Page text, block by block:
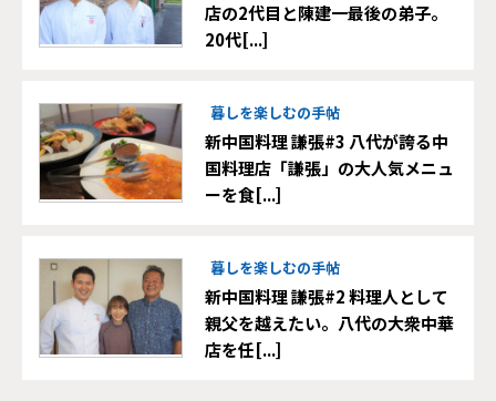
店の2代目と陳建一最後の弟子。
20代[...]
暮しを楽しむの手帖
新中国料理 謙張#3 八代が誇る中
国料理店「謙張」の大人気メニュ
ーを食[...]
暮しを楽しむの手帖
新中国料理 謙張#2 料理人として
親父を越えたい。八代の大衆中華
店を任[...]